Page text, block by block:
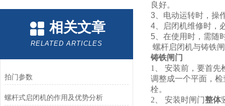
相关文章
RELATED ARTICLES
拍门参数
螺杆式启闭机的作用及优势分析
良好。
3、电动运转时，操
4、启闭机维修时，
5、在使用时，需随
螺杆启闭机与铸铁
铸铁闸门
1、 安装前，要首先
调整成一个平面，
栓。
2、 安装时闸门整体